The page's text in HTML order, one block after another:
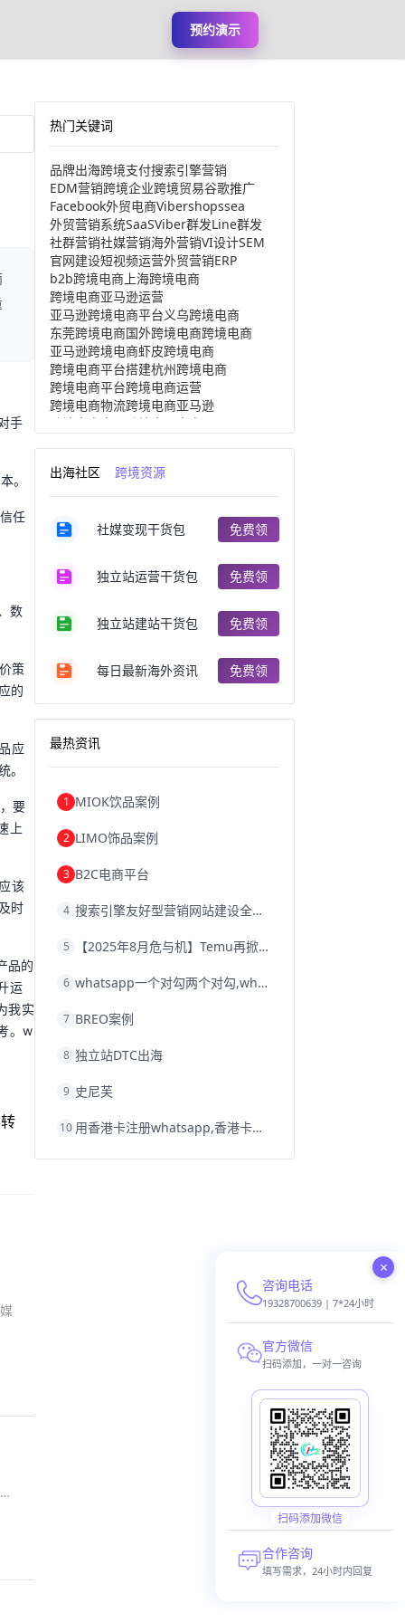
预约演示
手
。
任
数
策
的
应
。
要
上
该
时
品的
运
我实
。w
热门关键词
品牌出海跨境支付搜索引擎营销
EDM营销跨境企业跨境贸易谷歌推广
Facebook外贸电商Vibershopssea
外贸营销系统SaaSViber群发Line群发
社群营销社媒营销海外营销VI设计SEM
官网建设短视频运营外贸营销ERP
b2b跨境电商 上海跨境电商
跨境电商亚马逊运营
亚马逊跨境电商平台义乌跨境电商
东莞跨境电商国外跨境电商跨境电商
亚马逊跨境电商虾皮跨境电商
跨境电商平台搭建杭州跨境电商
跨境电商平台跨境电商运营
跨境电商物流跨境电商亚马逊
跨境电商产品
跨境出口电商
跨境电商分析进口跨境电商
跨境电商服务广州跨境电商
跨境电商注册跨境电商开店
跨境电商商品个人跨境电商
跨境电商案例国内跨境电商
郑州跨境电商跨境电商趋势
阿里跨境电商
跨境电商费用美国跨境电商
跨境电商教程
独立站跨境电商跨境电商独立站
跨境电商erp西安跨境电商
沈阳跨境电商跨境电商服务平台
跨境电商网店跨境电商物流模式
跨境电商结算浙江跨境电商
跨境电商优势跨境电商的优势seo运营
whatsapp群发
出海社区 跨境资源
社媒变现干货包 免费领
独立站运营干货包 免费领
独立站建站干货包 免费领
每日最新海外资讯 免费领
最热资讯
1 MIOK饮品案例
2 LIMO饰品案例
3 B2C电商平台
4 搜索引擎友好型营销网站建设全攻略
5 【2025年8月危与机】Temu再掀封店风暴，独立站才是跨境卖家的避险通道
6 whatsapp一个对勾两个对勾,whatsapp对勾代表什么意思
7 BREO案例
8 独立站DTC出海
9 史尼芙
10 用香港卡注册whatsapp,香港卡不能注册whatsapp
×
咨询电话
19328700639 | 7*24小时
官方微信
扫码添加，一对一咨询
扫码添加微信
合作咨询
填写需求，24小时内回复